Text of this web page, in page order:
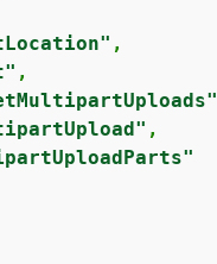
,
,
,